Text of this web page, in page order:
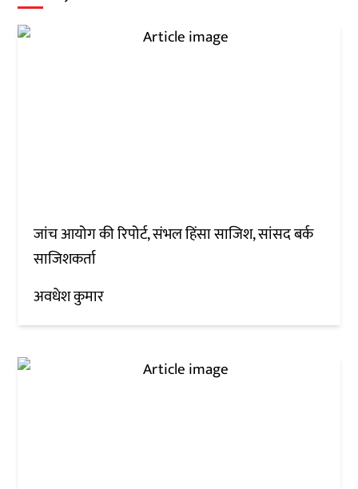
जांच आयोग की रिपोर्ट, संभल हिंसा साजिश, सांसद बर्क
साजिशकर्ता
अवधेश कुमार